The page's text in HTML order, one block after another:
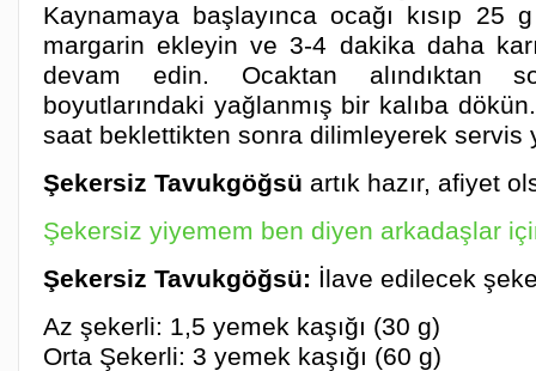
Kaynamaya başlayınca ocağı kısıp 25
margarin ekleyin ve 3-4 dakika daha
devam edin. Ocaktan alındıktan
boyutlarındaki yağlanmış bir kalıba
saat beklettikten sonra dilimleyerek servis
Şekersiz Tavukgöğsü artık hazır, afiyet
Şekersiz yiyemem ben diyen arkadaşlar
Şekersiz Tavukgöğsü: İlave edilecek
Az şekerli: 1,5 yemek kaşığı (30 g)
Orta Şekerli: 3 yemek kaşığı (60 g)